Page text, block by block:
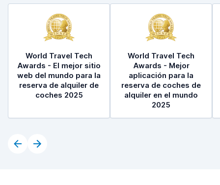
World Travel Tech
Awards - El mejor sitio
web del mundo para la
reserva de alquiler de
coches 2025
World Travel Tech
Awards - Mejor
aplicación para la
reserva de coches de
alquiler en el mundo
2025